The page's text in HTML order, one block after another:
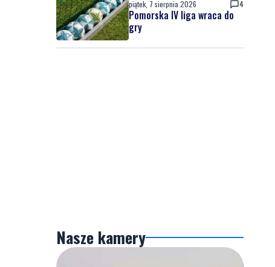
piątek, 7 sierpnia 2026 4
Pomorska IV liga wraca do
gry
Nasze kamery